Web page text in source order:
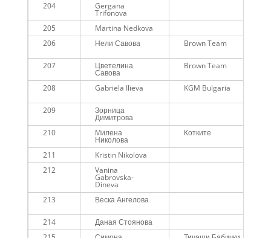
204
Gergana
Trifonova
205
Martina Nedkova
206
Нели Савова Brown Team
207
Цветелина
Савова
Brown Team
208 Gabriela Ilieva KGM Bulgaria
209
Зорница
Димитрова
210
Милена
Николова
Котките
211
Kristin Nikolova
212
Vanina
Gabrovska-
Dineva
213 Веска Ангелова
214
Даная Стоянова